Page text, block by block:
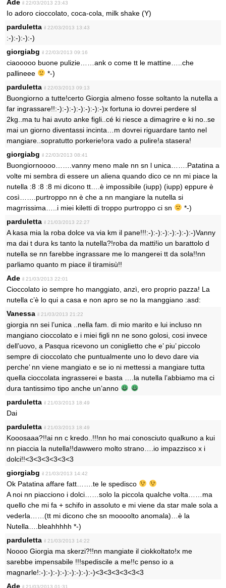
Ade il 22/03/2013 23:43
Io adoro cioccolato, coca-cola, milk shake (Y)
parduletta il 22/03/2013 13:43
:-):-):-):-)
giorgiabg il 22/03/2013 09:16
ciaooooo buone pulizie……ank o come tt le mattine…..che
pallineee
*-)
parduletta il 22/03/2013 09:13
Buongiorno a tutte!certo Giorgia almeno fosse soltanto la nutella a
far ingrassare!!:-):-):-):-):-):-):-)x fortuna io dovrei perdere sl
2kg..ma tu hai avuto anke figli..cé ki riesce a dimagrire e ki no..se
mai un giorno diventassi incinta…m dovrei riguardare tanto nel
mangiare..sopratutto porkerie!ora vado a pulire!a stasera!
giorgiabg il 22/03/2013 08:41
Buongiornoooo…….vanny meno male nn sn l unica…….Patatina a
volte mi sembra di essere un aliena quando dico ce nn mi piace la
nutella :8 :8 :8 mi dicono tt….è impossibile (iupp) (iupp) eppure è
così…….purtroppo nn è che a nn mangiare la nutella si
magrrissima…..i miei kiletti di troppo purtroppo ci sn
*-)
parduletta il 21/03/2013 22:27
A kasa mia la roba dolce va via km il pane!!!:-):-):-):-):-):-):-)Vanny
ma dai t dura ks tanto la nutella?!roba da matti!io un barattolo d
nutella se nn farebbe ingrassare me lo mangerei tt da sola!!nn
parliamo quanto m piace il tiramisù!!
Ade il 21/03/2013 22:01
Cioccolato io sempre ho manggiato, anzì, ero proprio pazza! La
nutella c’è lo qui a casa e non apro se no la manggiano :asd:
Vanessa il 21/03/2013 21:22
giorgia nn sei l’unica ..nella fam. di mio marito e lui incluso nn
mangiano cioccolato e i miei figli nn ne sono golosi, cosi invece
dell’uovo, a Pasqua ricevono un coniglietto che e’ piu’ piccolo
sempre di cioccolato che puntualmente uno lo devo dare via
perche’ nn viene mangiato e se io ni mettessi a mangiare tutta
quella cioccolata ingrasserei e basta ….la nutella l’abbiamo ma ci
dura tantissimo tipo anche un’anno
parduletta il 21/03/2013 18:49
Dai
parduletta il 21/03/2013 18:49
Kooosaaa?!!ai nn c kredo..!!!nn ho mai conosciuto qualkuno a kui
nn piaccia la nutella!!dawwero molto strano….io impazzisco x i
dolci!!<3<3<3<3<3<3
giorgiabg il 21/03/2013 14:42
Ok Patatina affare fatt…….te le spedisco
A noi nn piacciono i dolci……solo la piccola qualche volta……ma
quello che mi fa + schifo in assoluto e mi viene da star male sola a
vederla……(tt mi dicono che sn moooolto anomala)…è la
Nutella….bleahhhhh *-)
parduletta il 21/03/2013 14:22
Noooo Giorgia ma skerzi?!!nn mangiate il ciokkoltato!x me
sarebbe impensabile !!!spediscile a me!!c penso io a
magnarle!:-):-):-):-):-):-):-):-)<3<3<3<3<3<3
Ade il 21/03/2013 01:31